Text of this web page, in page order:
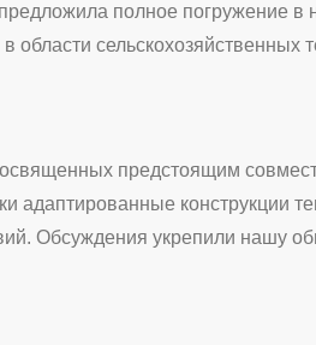
полное погружение в
сельскохозяйственных
предстоящим
адаптированные конструкции
Обсуждения укрепили нашу